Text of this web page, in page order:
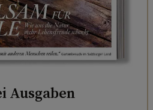
Ausgaben